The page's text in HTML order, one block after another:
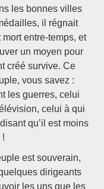
les bonnes villes
il régnait
entre-temps, et
un moyen pour
créé survive. Ce
vous savez :
les guerres, celui
celui à qui
qu’il est moins
!
est souverain,
dirigeants
les uns que les